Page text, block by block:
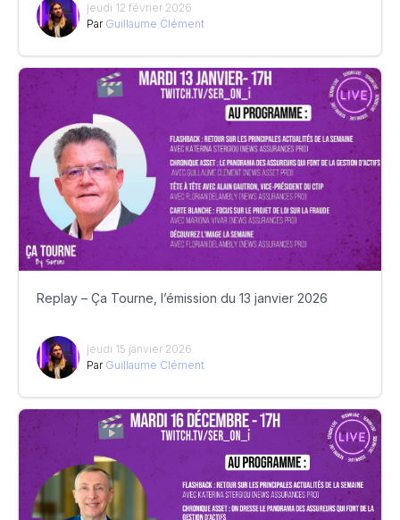
jeudi 12 février 2026
Par Guillaume Clément
Replay – Ça Tourne, l’émission du 13 janvier 2026
jeudi 15 janvier 2026
Par Guillaume Clément